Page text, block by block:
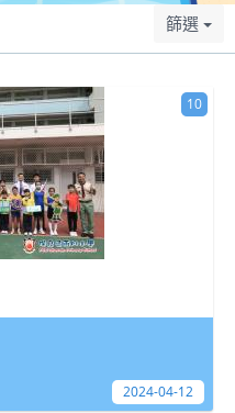
篩選
10
2024-04-12